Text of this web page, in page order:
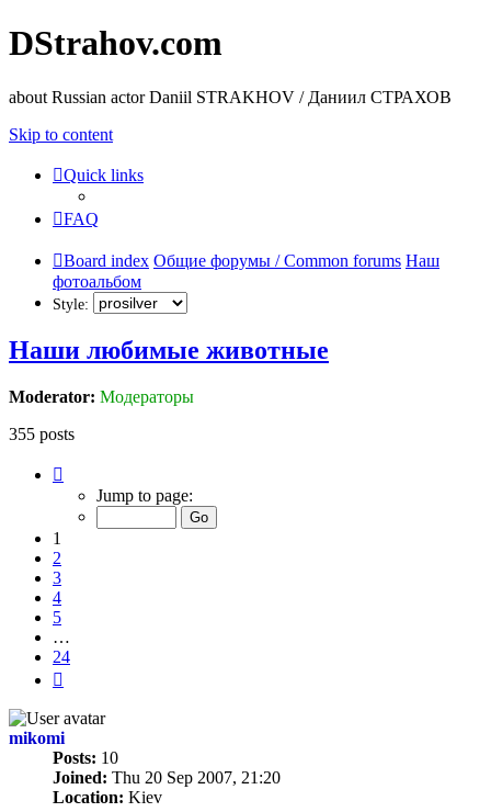
DStrahov.com
about Russian actor Daniil STRAKHOV / Даниил СТРАХОВ
Skip to content
Quick links
FAQ
Board index Общие форумы / Common forums Наш
фотоальбом
Style:
Наши любимые животные
Moderator: Модераторы
355 posts
Jump to page:
1
2
3
4
5
…
24
mikomi
Posts: 10
Joined: Thu 20 Sep 2007, 21:20
Location: Kiev